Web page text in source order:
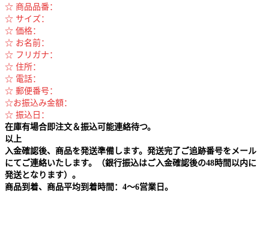
☆ 商品品番：
☆ サイズ：
☆ 価格：
☆ お名前：
☆ フリガナ：
☆ 住所：
☆ 電話：
☆ 郵便番号：
☆お振込み金額：
☆ 振込日：
在庫有場合即注文＆振込可能連絡待つ。
以上
入金確認後、商品を発送準備します。発送完了ご追跡番号をメール
にてご連絡いたします。（銀行振込はご入金確認後の48時間以内に
発送となります）。
商品到着、商品平均到着時間：4～6営業日。